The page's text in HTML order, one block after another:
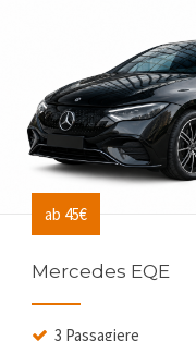
ab 45€
Mercedes EQE
3 Passagiere